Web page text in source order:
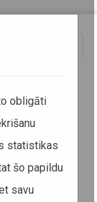
obligāti
statistikas
šo papildu
savu